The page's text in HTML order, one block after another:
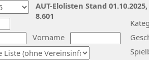
Vorname
AUT-Elolisten Stand
8.601